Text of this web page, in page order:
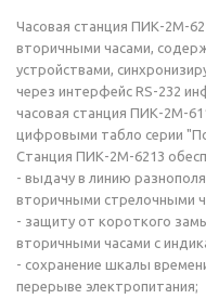
Часовая станция ПИК-2М-
вторичными часами,
устройствами,
через интерфейс RS-232
часовая станция ПИК-2М-
цифровыми табло серии
Станция ПИК-2М-6213
- выдачу в линию
вторичными стрелочными
- защиту от короткого
вторичными часами с
- сохранение шкалы
перерыве электропитания;